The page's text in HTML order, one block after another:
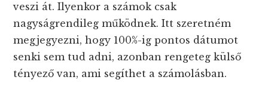
veszi át. Ilyenkor a számok csak
nagyságrendileg működnek. Itt szeretném
megjegyezni, hogy 100%-ig pontos dátumot
senki sem tud adni, azonban rengeteg külső
tényező van, ami segíthet a számolásban.